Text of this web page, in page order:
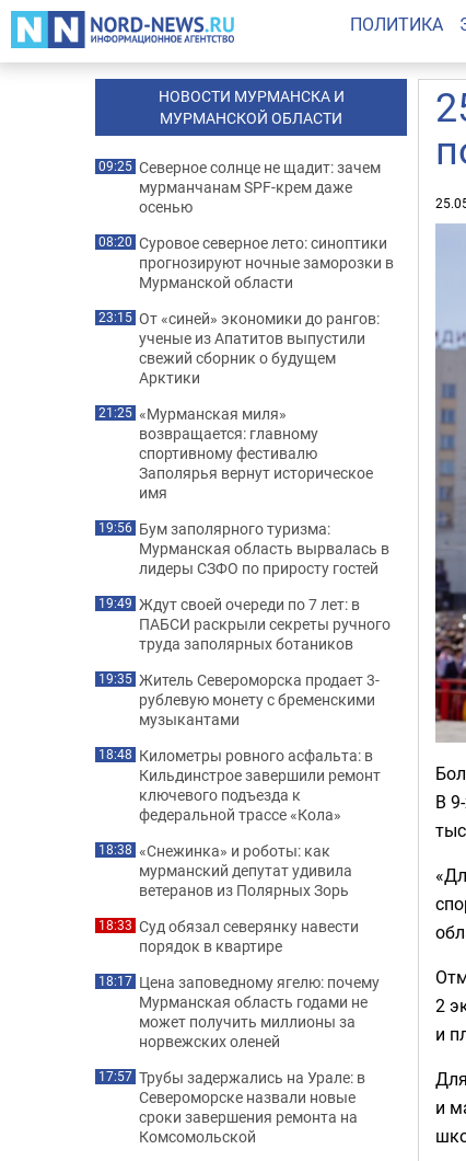
ПОЛИТИКА
В
2
и
и
НОВОСТИ МУРМАНСКА И
МУРМАНСКОЙ ОБЛАСТИ
09:25 Северное солнце не щадит: зачем
мурманчанам SPF-крем даже
осенью
08:20 Суровое северное лето: синоптики
прогнозируют ночные заморозки в
Мурманской области
23:15 От «синей» экономики до рангов:
ученые из Апатитов выпустили
свежий сборник о будущем
Арктики
21:25 «Мурманская миля»
возвращается: главному
спортивному фестивалю
Заполярья вернут историческое
имя
19:56 Бум заполярного туризма:
Мурманская область вырвалась в
лидеры СЗФО по приросту гостей
19:49 Ждут своей очереди по 7 лет: в
ПАБСИ раскрыли секреты ручного
труда заполярных ботаников
19:35 Житель Североморска продает 3-
рублевую монету с бременскими
музыкантами
18:48 Километры ровного асфальта: в
Кильдинстрое завершили ремонт
ключевого подъезда к
федеральной трассе «Кола»
18:38 «Снежинка» и роботы: как
мурманский депутат удивила
ветеранов из Полярных Зорь
18:33 Суд обязал северянку навести
порядок в квартире
18:17 Цена заповедному ягелю: почему
Мурманская область годами не
может получить миллионы за
норвежских оленей
17:57 Трубы задержались на Урале: в
Североморске назвали новые
сроки завершения ремонта на
Комсомольской